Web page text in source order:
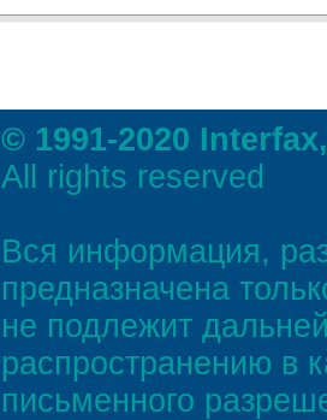
© 1991-2020
All rights reserved
Вся информация,
предназначена
не подлежит
распространению в
письменного